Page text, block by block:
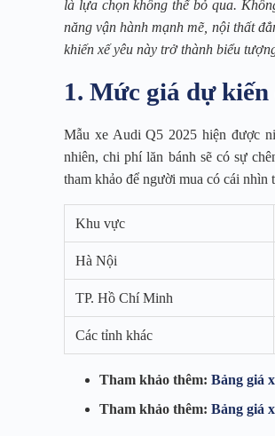
là lựa chọn không thể bỏ qua.
năng vận hành mạnh mẽ, nội thất
khiến xế yêu này trở thành biểu
1. Mức giá dự
Mẫu xe Audi Q5 2025 hiện được
nhiên, chi phí lăn bánh sẽ có sự
tham khảo để người mua có cái nhìn
Khu vực
Hà Nội
TP. Hồ Chí Minh
Các tỉnh khác
Tham khảo thêm: Bảng giá
Tham khảo thêm: Bảng giá